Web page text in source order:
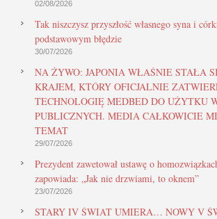
02/08/2026
Tak niszczysz przyszłość własnego syna i
podstawowym błędzie
30/07/2026
NA ŻYWO: JAPONIA WŁAŚNIE STAŁA
KRAJEM, KTÓRY OFICJALNIE
TECHNOLOGIĘ MEDBED DO UŻYTKU
PUBLICZNYCH. MEDIA CAŁKOWICIE
TEMAT
29/07/2026
Prezydent zawetował ustawę o
zapowiada: „Jak nie drzwiami, to oknem”
23/07/2026
STARY IV ŚWIAT UMIERA… NOWY V